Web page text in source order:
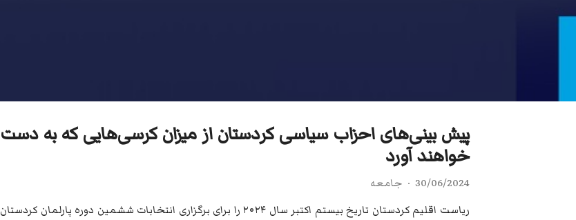
پیش بینی‌های احزاب سیاسی کردستان از میزان کرسی‌هایی که به دست
خواهند آورد
30/06/2024
جامعه
ریاست اقلیم کردستان تاریخ بیستم اکتبر سال ۲۰۲۴ را برای برگزاری انتخابات ششمین دوره پارلمان کردستان